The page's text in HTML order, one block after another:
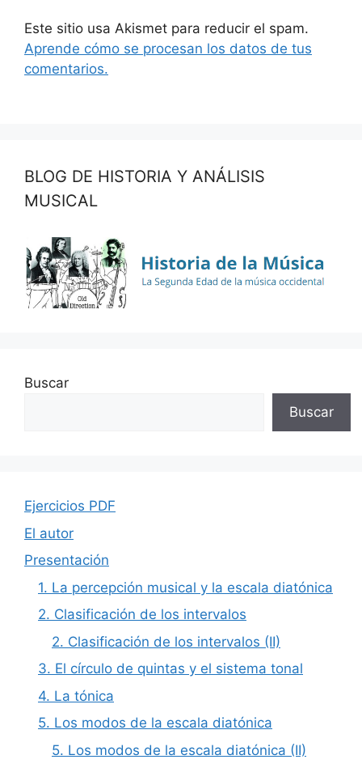
Este sitio usa Akismet para reducir el spam.
Aprende cómo se procesan los datos de tus
comentarios.
BLOG DE HISTORIA Y ANÁLISIS
MUSICAL
Buscar
Buscar
Ejercicios PDF
El autor
Presentación
1. La percepción musical y la escala diatónica
2. Clasificación de los intervalos
2. Clasificación de los intervalos (II)
3. El círculo de quintas y el sistema tonal
4. La tónica
5. Los modos de la escala diatónica
5. Los modos de la escala diatónica (II)